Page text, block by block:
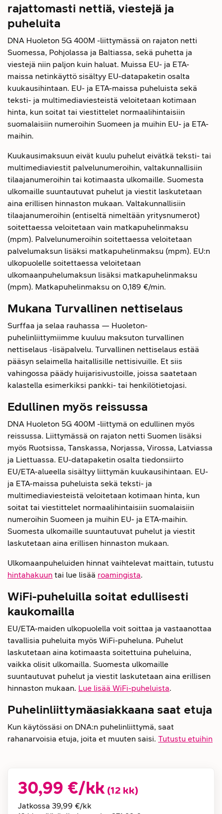
rajattomasti nettiä, viestejä ja
puheluita
DNA Huoleton 5G 400M -liittymässä on rajaton netti
Suomessa, Pohjolassa ja Baltiassa, sekä puhetta ja
viestejä niin paljon kuin haluat. Muissa EU- ja ETA-
maissa netinkäyttö sisältyy EU-datapaketin osalta
kuukausihintaan. EU- ja ETA-maissa puheluista sekä
teksti- ja multimediaviesteistä veloitetaan kotimaan
hinta, kun soitat tai viestittelet normaalihintaisiin
suomalaisiin numeroihin Suomeen ja muihin EU- ja ETA-
maihin.
Kuukausimaksuun eivät kuulu puhelut eivätkä teksti- tai
multimediaviestit palvelunumeroihin, valtakunnallisiin
tilaajanumeroihin tai kotimaasta ulkomaille. Suomesta
ulkomaille suuntautuvat puhelut ja viestit laskutetaan
aina erillisen hinnaston mukaan. Valtakunnallisiin
tilaajanumeroihin (entiseltä nimeltään yritysnumerot)
soitettaessa veloitetaan vain matkapuhelinmaksu
(mpm). Palvelunumeroihin soitettaessa veloitetaan
palvelumaksun lisäksi matkapuhelinmaksu (mpm). EU:n
ulkopuolelle soitettaessa veloitetaan
ulkomaanpuhelumaksun lisäksi matkapuhelinmaksu
(mpm). Matkapuhelinmaksu on 0,189 €/min.
Mukana Turvallinen nettiselaus
Surffaa ja selaa rauhassa — Huoleton-
puhelinliittymiimme kuuluu maksuton turvallinen
nettiselaus -lisäpalvelu. Turvallinen nettiselaus estää
pääsyn selaimella haitallisille nettisivuille. Et siis
vahingossa päädy huijarisivustoille, joissa saatetaan
kalastella esimerkiksi pankki- tai henkilötietojasi.
Edullinen myös reissussa
DNA Huoleton 5G 400M -liittymä on edullinen myös
reissussa. Liittymässä on rajaton netti Suomen lisäksi
myös Ruotsissa, Tanskassa, Norjassa, Virossa, Latviassa
ja Liettuassa. EU-datapaketin osalta tiedonsiirto
EU/ETA-alueella sisältyy liittymän kuukausihintaan. EU-
ja ETA-maissa puheluista sekä teksti- ja
multimediaviesteistä veloitetaan kotimaan hinta, kun
soitat tai viestittelet normaalihintaisiin suomalaisiin
numeroihin Suomeen ja muihin EU- ja ETA-maihin.
Suomesta ulkomaille suuntautuvat puhelut ja viestit
laskutetaan aina erillisen hinnaston mukaan.
Ulkomaanpuheluiden hinnat vaihtelevat maittain, tutustu
hintahakuun tai lue lisää roamingista.
WiFi-puheluilla soitat edullisesti
kaukomailla
EU/ETA-maiden ulkopuolella voit soittaa ja vastaanottaa
tavallisia puheluita myös WiFi-puheluna. Puhelut
laskutetaan aina kotimaasta soitettuina puheluina,
vaikka olisit ulkomailla. Suomesta ulkomaille
suuntautuvat puhelut ja viestit laskutetaan aina erillisen
hinnaston mukaan. Lue lisää WiFi-puheluista.
Puhelinliittymäasiakkaana saat etuja
Kun käytössäsi on DNA:n puhelinliittymä, saat
rahanarvoisia etuja, joita et muuten saisi. Tutustu etuihin
30,99 €/kk (12 kk)
Jatkossa 39,99 €/kk